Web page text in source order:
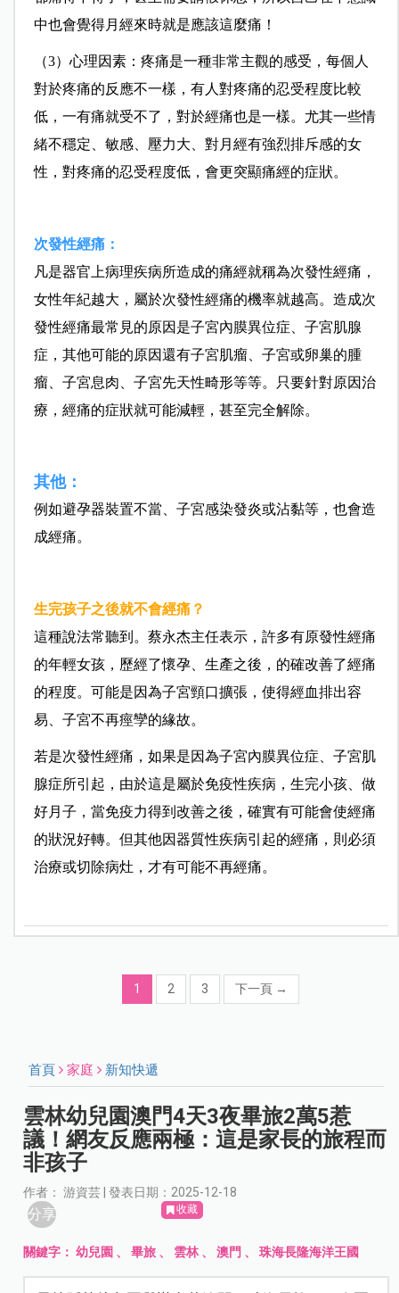
中也會覺得月經來時就是應該這麼痛！
（3）心理因素：疼痛是一種非常主觀的感受，每個人
對於疼痛的反應不一樣，有人對疼痛的忍受程度比較
低，一有痛就受不了，對於經痛也是一樣。尤其一些情
緒不穩定、敏感、壓力大、對月經有強烈排斥感的女
性，對疼痛的忍受程度低，會更突顯痛經的症狀。
次發性經痛：
凡是器官上病理疾病所造成的痛經就稱為次發性經痛，
女性年紀越大，屬於次發性經痛的機率就越高。造成次
發性經痛最常見的原因是子宮內膜異位症、子宮肌腺
症，其他可能的原因還有子宮肌瘤、子宮或卵巢的腫
瘤、子宮息肉、子宮先天性畸形等等。只要針對原因治
療，經痛的症狀就可能減輕，甚至完全解除。
其他：
例如避孕器裝置不當、子宮感染發炎或沾黏等，也會造
成經痛。
生完孩子之後就不會經痛？
這種說法常聽到。蔡永杰主任表示，許多有原發性經痛
的年輕女孩，歷經了懷孕、生產之後，的確改善了經痛
的程度。可能是因為子宮頸口擴張，使得經血排出容
易、子宮不再痙孿的緣故。
若是次發性經痛，如果是因為子宮內膜異位症、子宮肌
腺症所引起，由於這是屬於免疫性疾病，生完小孩、做
好月子，當免疫力得到改善之後，確實有可能會使經痛
的狀況好轉。但其他因器質性疾病引起的經痛，則必須
治療或切除病灶，才有可能不再經痛。
1 2 3 下一頁 →
首頁 家庭 新知快遞
雲林幼兒園澳門4天3夜畢旅2萬5惹
議！網友反應兩極：這是家長的旅程而
非孩子
作者： 游資芸 | 發表日期：2025-12-18
分享 收藏
關鍵字：幼兒園 、畢旅 、 雲林、澳門 、珠海長隆海洋王國